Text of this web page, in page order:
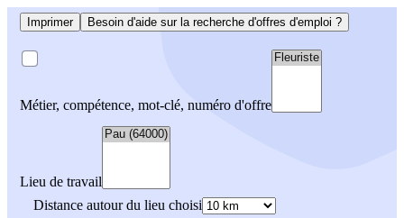
Imprimer Besoin d'aide sur la recherche d'offres d'emploi ?
Métier, compétence, mot-clé, numéro d'offre
Lieu de travail
Distance autour du lieu choisi